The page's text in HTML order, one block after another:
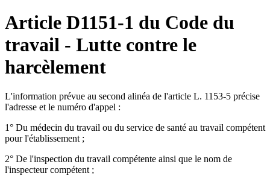
Article D1151-1 du Code du
travail - Lutte contre le
harcèlement
L'information prévue au second alinéa de l'article L. 1153-5 précise
l'adresse et le numéro d'appel :
1° Du médecin du travail ou du service de santé au travail compétent
pour l'établissement ;
2° De l'inspection du travail compétente ainsi que le nom de
l'inspecteur compétent ;